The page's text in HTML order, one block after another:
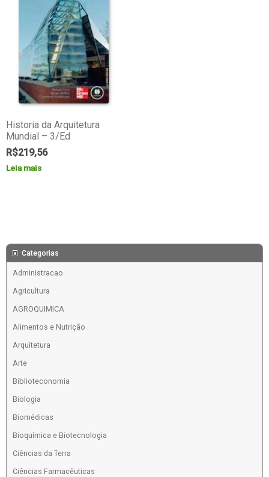
Historia da Arquitetura
Mundial – 3/Ed
R$219,56
Leia mais
Categorias
Administracao
Agricultura
AGROQUIMICA
Alimentos e Nutrição
Arquitetura
Arte
Biblioteconomia
Biologia
Biomédicas
Bioquímica e Biotecnologia
Ciências da Terra
Ciências Farmacêuticas